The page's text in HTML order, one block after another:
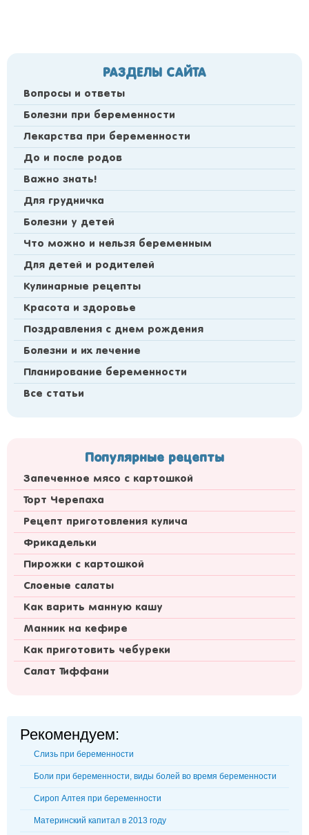
РАЗДЕЛЫ САЙТА
Вопросы и ответы
Болезни при беременности
Лекарства при беременности
До и после родов
Важно знать!
Для грудничка
Болезни у детей
Что можно и нельзя беременным
Для детей и родителей
Кулинарные рецепты
Красота и здоровье
Поздравления с днем рождения
Болезни и их лечение
Планирование беременности
Все статьи
Популярные рецепты
Запеченное мясо с картошкой
Торт Черепаха
Рецепт приготовления кулича
Фрикадельки
Пирожки с картошкой
Слоеные салаты
Как варить манную кашу
Манник на кефире
Как приготовить чебуреки
Салат Тиффани
Рекомендуем:
Слизь при беременности
Боли при беременности, виды болей во время беременности
Сироп Алтея при беременности
Материнский капитал в 2013 году